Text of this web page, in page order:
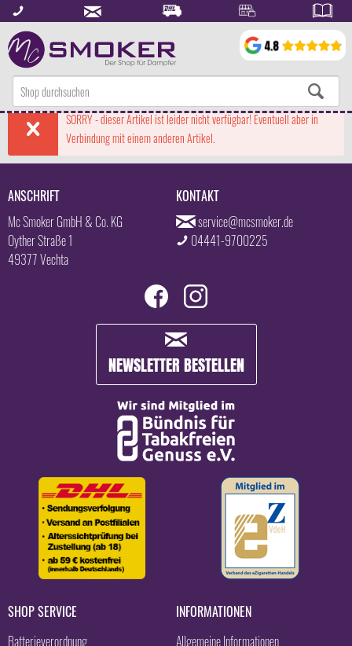
SORRY - dieser Artikel ist leider nicht verfügbar! Eventuell aber in
Verbindung mit einem anderen Artikel.
ANSCHRIFT
Mc Smoker GmbH & Co. KG
Oyther Straße 1
49377 Vechta
KONTAKT
service@mcsmoker.de
04441-9700225
NEWSLETTER BESTELLEN
SHOP SERVICE
Batterieverordnung
INFORMATIONEN
Allgemeine Informationen